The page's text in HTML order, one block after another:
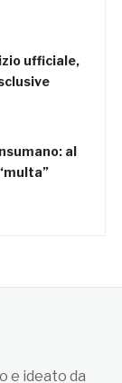
ufficiale,
al
e ideato da